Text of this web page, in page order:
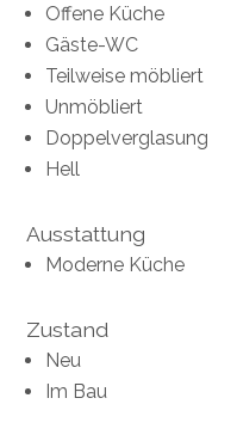
Offene Küche
Gäste-WC
Teilweise möbliert
Unmöbliert
Doppelverglasung
Hell
Ausstattung
Moderne Küche
Zustand
Neu
Im Bau